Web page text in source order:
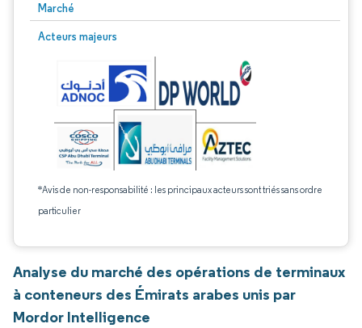
Marché
Acteurs majeurs
*Avis de non-responsabilité : les principaux acteurs sont triés sans ordre
particulier
Analyse du marché des opérations de terminaux
à conteneurs des Émirats arabes unis par
Mordor Intelligence